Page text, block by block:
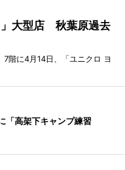
」大型店 秋葉原過去
7階に4月14日、「ユニクロ ヨ
「高架下キャンプ練習